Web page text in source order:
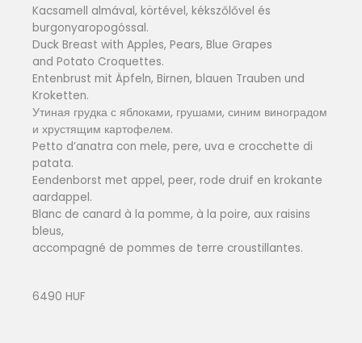
Kacsamell almával, körtével, kékszőlővel és
burgonyaropogóssal.
Duck Breast with Apples, Pears, Blue Grapes
and Potato Croquettes.
Entenbrust mit Äpfeln, Birnen, blauen Trauben und
Kroketten.
Утиная грудка с яблоками, грушами, синим виноградом
и хрустящим картофелем.
Petto d’anatra con mele, pere, uva e crocchette di
patata.
Eendenborst met appel, peer, rode druif en krokante
aardappel.
Blanc de canard à la pomme, à la poire, aux raisins
bleus,
accompagné de pommes de terre croustillantes.
6490 HUF